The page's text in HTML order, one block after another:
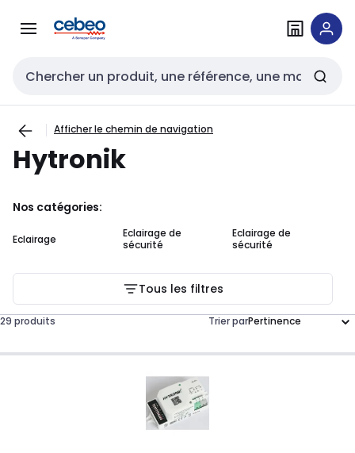
navigationau
Entrée de recherche
Afficher le chemin de navigation
Hytronik
Nos catégories:
Eclairage
Eclairage de
sécurité
Eclairage de
sécurité
Tous les filtres
29 produits Trier par